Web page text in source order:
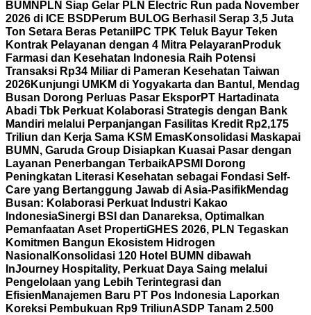
BUMN PLN Siap Gelar PLN Electric Run pada November
2026 di ICE BSD Perum BULOG Berhasil Serap 3,5 Juta
Ton Setara Beras Petani IPC TPK Teluk Bayur Teken
Kontrak Pelayanan dengan 4 Mitra Pelayaran Produk
Farmasi dan Kesehatan Indonesia Raih Potensi
Transaksi Rp34 Miliar di Pameran Kesehatan Taiwan
2026Kunjungi UMKM di Yogyakarta dan Bantul, Mendag
Busan Dorong Perluas Pasar EksporPT Hartadinata
Abadi Tbk Perkuat Kolaborasi Strategis dengan Bank
Mandiri melalui Perpanjangan Fasilitas Kredit Rp2,175
Triliun dan Kerja Sama KSM EmasKonsolidasi Maskapai
BUMN, Garuda Group Disiapkan Kuasai Pasar dengan
Layanan Penerbangan TerbaikAPSMI Dorong
Peningkatan Literasi Kesehatan sebagai Fondasi Self-
Care yang Bertanggung Jawab di Asia-PasifikMendag
Busan: Kolaborasi Perkuat Industri Kakao
IndonesiaSinergi BSI dan Danareksa, Optimalkan
Pemanfaatan Aset PropertiGHES 2026, PLN Tegaskan
Komitmen Bangun Ekosistem Hidrogen
Nasional Konsolidasi 120 Hotel BUMN dibawah
InJourney Hospitality, Perkuat Daya Saing melalui
Pengelolaan yang Lebih Terintegrasi dan
Efisien Manajemen Baru PT Pos Indonesia Laporkan
Koreksi Pembukuan Rp9 TriliunASDP Tanam 2.500